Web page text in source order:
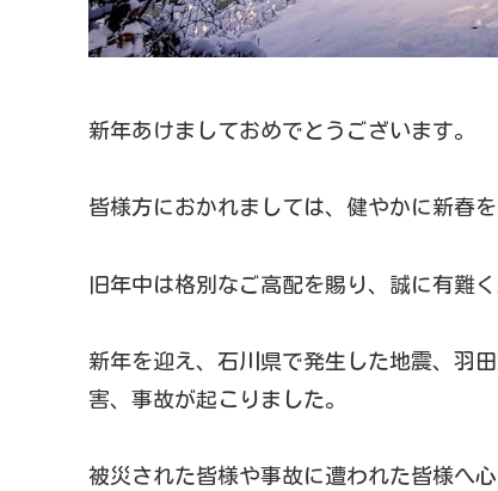
新年あけましておめでとうございます。
皆様方におかれましては、健やかに新春
旧年中は格別なご高配を賜り、誠に有難
新年を迎え、石川県で発生した地震、羽
害、事故が起こりました。
被災された皆様や事故に遭われた皆様へ